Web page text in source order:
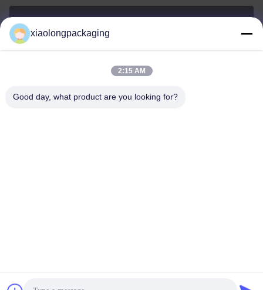
Tina@xiaolongpackaging.com
0086-15322891631
xiaolongpackaging
2:15 AM
Good day, what product are you looking for?